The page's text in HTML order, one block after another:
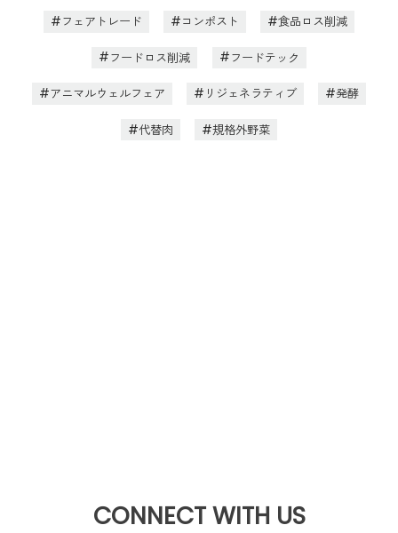
フェアトレード コンポスト 食品ロス削減
フードロス削減 フードテック
アニマルウェルフェア リジェネラティブ 発酵
代替肉 規格外野菜
CONNECT WITH US